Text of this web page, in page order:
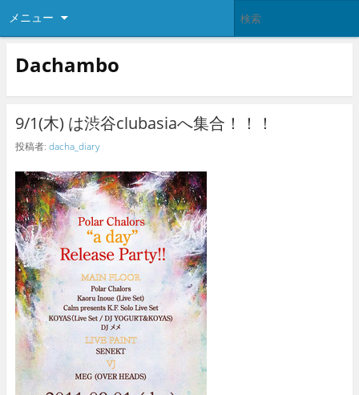
メニュー
Dachambo
9/1(木) は渋谷clubasiaへ集合！！！
投稿者: dacha_diary